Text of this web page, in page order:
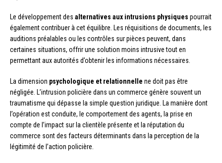
Le développement des alternatives aux intrusions physiques pourrait
également contribuer à cet équilibre. Les réquisitions de documents, les
auditions préalables ou les contrôles sur pièces peuvent, dans
certaines situations, offrir une solution moins intrusive tout en
permettant aux autorités d’obtenir les informations nécessaires.
La dimension psychologique et relationnelle ne doit pas être
négligée. L’intrusion policière dans un commerce génère souvent un
traumatisme qui dépasse la simple question juridique. La manière dont
l’opération est conduite, le comportement des agents, la prise en
compte de l’impact sur la clientèle présente et la réputation du
commerce sont des facteurs déterminants dans la perception de la
légitimité de l’action policière.